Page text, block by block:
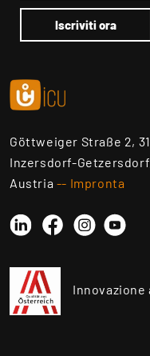
Göttweiger Straße 2,
Inzersdorf-
Austria -- Impronta
LinkedinFacebookInstagram